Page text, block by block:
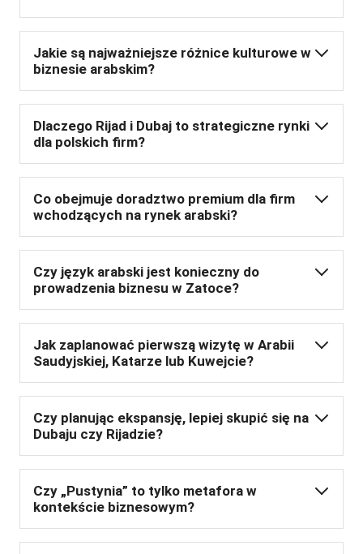
Jakie są najważniejsze różnice kulturowe w
biznesie arabskim?
Dlaczego Rijad i Dubaj to strategiczne rynki
dla polskich firm?
Co obejmuje doradztwo premium dla firm
wchodzących na rynek arabski?
Czy język arabski jest konieczny do
prowadzenia biznesu w Zatoce?
Jak zaplanować pierwszą wizytę w Arabii
Saudyjskiej, Katarze lub Kuwejcie?
Czy planując ekspansję, lepiej skupić się na
Dubaju czy Rijadzie?
Czy „Pustynia” to tylko metafora w
kontekście biznesowym?